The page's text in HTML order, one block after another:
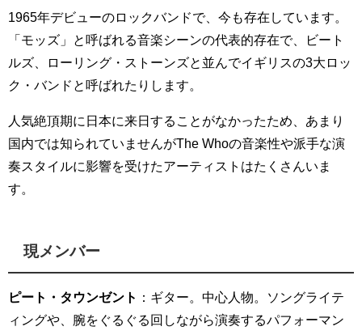
1965年デビューのロックバンドで、今も存在しています。
「モッズ」と呼ばれる音楽シーンの代表的存在で、ビート
ルズ、ローリング・ストーンズと並んでイギリスの3大ロッ
ク・バンドと呼ばれたりします。
人気絶頂期に日本に来日することがなかったため、あまり
国内では知られていませんがThe Whoの音楽性や派手な演
奏スタイルに影響を受けたアーティストはたくさんいま
す。
現メンバー
ピート・タウンゼント
：ギター。中心人物。ソングライテ
ィングや、腕をぐるぐる回しながら演奏するパフォーマン